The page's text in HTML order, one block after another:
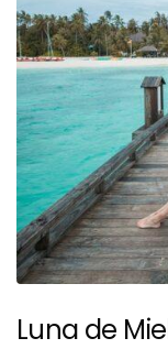
Luna de